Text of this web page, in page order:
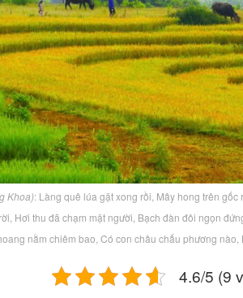
Khoa): Làng quê lúa gặt xong rồi, Mây hong trên
Hơi thu đã chạm mặt người, Bạch đàn đôi ngọn
nằm chiêm bao, Có con châu chấu phương
4.6/5 (9